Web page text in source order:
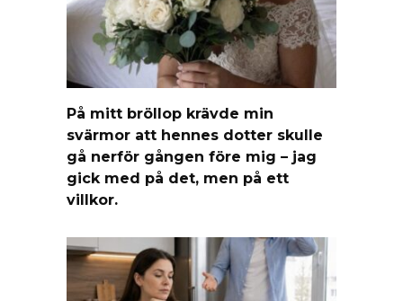
På mitt bröllop krävde min
svärmor att hennes dotter skulle
gå nerför gången före mig – jag
gick med på det, men på ett
villkor.